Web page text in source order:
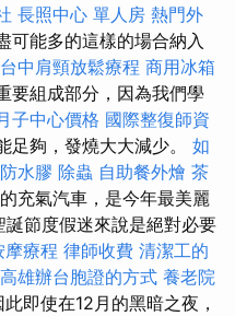
長照中心 單人房 熱門外
可能多的這樣的場合納入
台中肩頸放鬆療程 商用冰箱
要組成部分，因為我們學
子中心價格 國際整復師資
足夠，發燒大大減少。 如
防水膠 除蟲 自助餐外燴 茶
充氣汽車，是今年最美麗
節度假迷來說是絕對必要
摩療程 律師收費 清潔工的
高雄辦台胞證的方式 養老院
即使在12月的黑暗之夜，